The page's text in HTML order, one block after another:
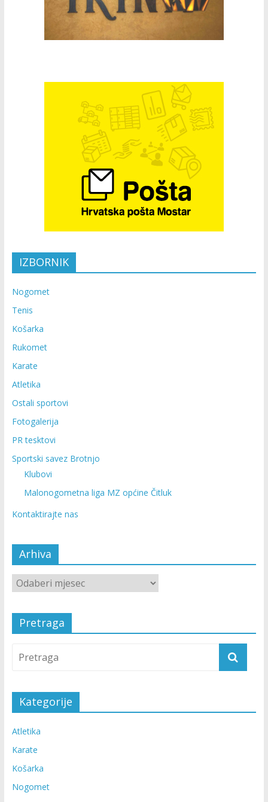
IZBORNIK
Nogomet
Tenis
Košarka
Rukomet
Karate
Atletika
Ostali sportovi
Fotogalerija
PR tesktovi
Sportski savez Brotnjo
Klubovi
Malonogometna liga MZ općine Čitluk
Kontaktirajte nas
Arhiva
Pretraga
Kategorije
Atletika
Karate
Košarka
Nogomet